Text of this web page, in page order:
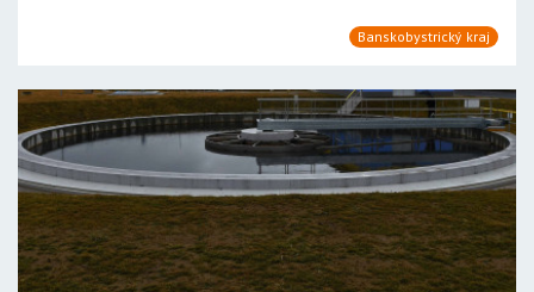
Banskobystrický kraj